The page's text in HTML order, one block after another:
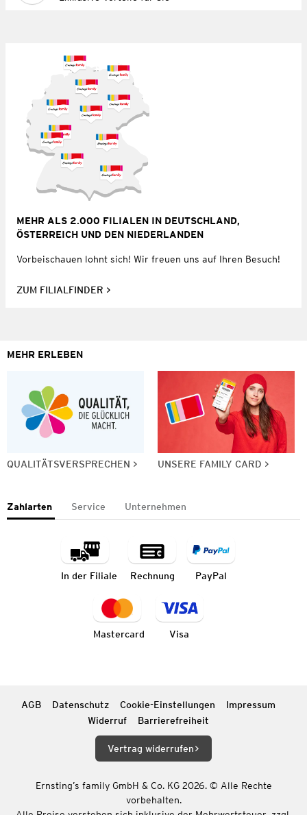
MEHR ALS 2.000 FILIALEN IN DEUTSCHLAND,
ÖSTERREICH UND DEN NIEDERLANDEN
Vorbeischauen lohnt sich! Wir freuen uns auf Ihren Besuch!
ZUM FILIALFINDER
MEHR ERLEBEN
QUALITÄTSVERSPRECHEN UNSERE FAMILY CARD
Zahlarten Service Unternehmen
In der Filiale Rechnung PayPal
Mastercard Visa
AGB Datenschutz Cookie-Einstellungen
Impressum
Widerruf
Barrierefreiheit
Vertrag widerrufen
Ernsting’s family GmbH & Co. KG 2026. © Alle Rechte
vorbehalten.